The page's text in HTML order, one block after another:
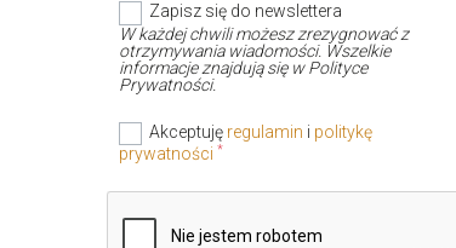
Zapisz się do newslettera
W każdej chwili możesz zrezygnować z
otrzymywania wiadomości. Wszelkie
informacje znajdują się w Polityce
Prywatności.
Akceptuję regulamin i politykę
prywatności *